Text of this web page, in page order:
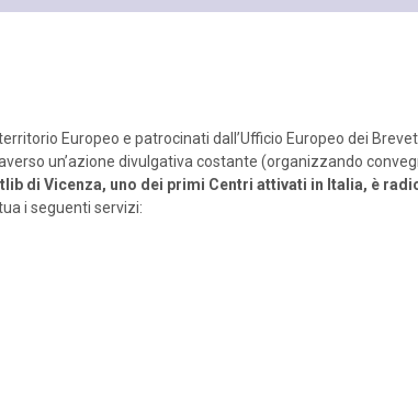
Europeo e patrocinati dall’Ufficio Europeo dei
un’azione divulgativa costante (organizzando
di Vicenza, uno dei primi Centri attivati in Italia, è
i seguenti servizi: